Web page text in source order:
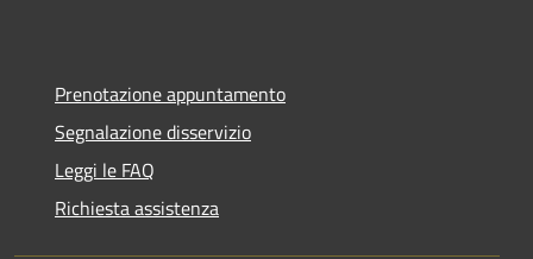
Prenotazione appuntamento
Segnalazione disservizio
Leggi le FAQ
Richiesta assistenza